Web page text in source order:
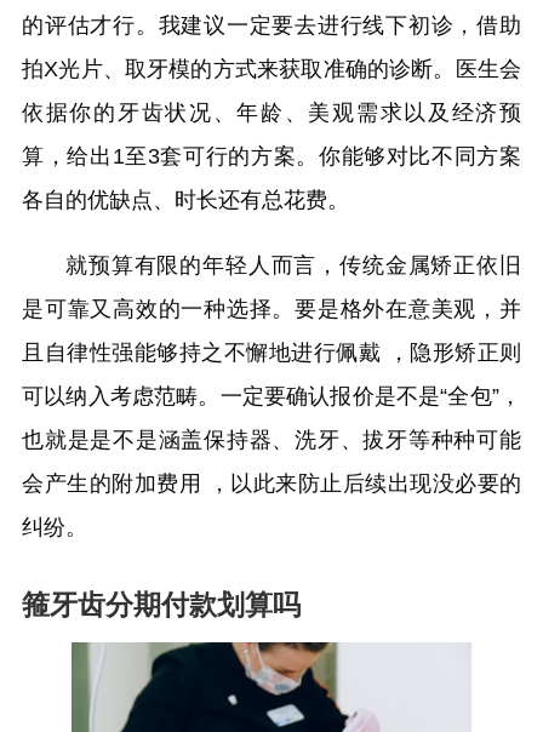
的评估才行。我建议一定要去进行线下初诊，借助
拍X光片、取牙模的方式来获取准确的诊断。医生会
依据你的牙齿状况、年龄、美观需求以及经济预
算，给出1至3套可行的方案。你能够对比不同方案
各自的优缺点、时长还有总花费。
就预算有限的年轻人而言，传统金属矫正依旧
是可靠又高效的一种选择。要是格外在意美观，并
且自律性强能够持之不懈地进行佩戴 ，隐形矫正则
可以纳入考虑范畴。一定要确认报价是不是“全包”，
也就是是不是涵盖保持器、洗牙、拔牙等种种可能
会产生的附加费用 ，以此来防止后续出现没必要的
纠纷。
箍牙齿分期付款划算吗